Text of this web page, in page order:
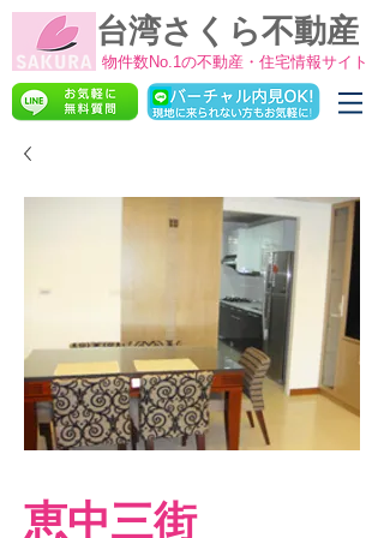
物件数No.1の不動産・住宅情報サイト
台湾さくら不動産
恵中三街